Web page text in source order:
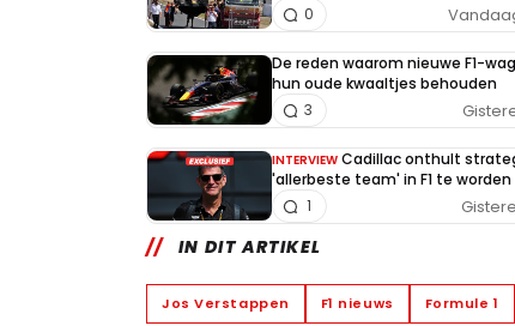
0
De reden waarom nieuwe F1-
hun oude kwaaltjes behouden
3
INTERVIEW Cadillac onthult
'allerbeste team' in F1 te worden
1
IN DIT ARTIKEL
Jos Verstappen F1 nieuws Formule 1